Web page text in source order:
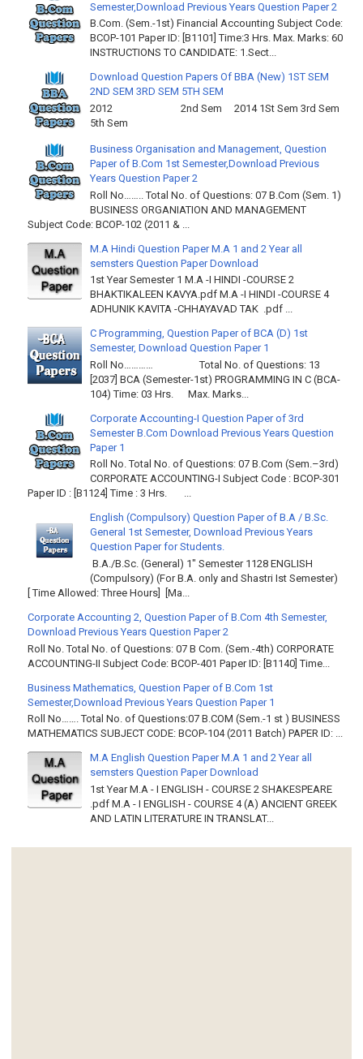
Semester,Download Previous Years Question Paper 2
B.Com. (Sem.-1st) Financial Accounting Subject Code:
BCOP-101 Paper ID: [B1101] Time:3 Hrs. Max. Marks: 60
INSTRUCTIONS TO CANDIDATE: 1.Sect...
Download Question Papers Of BBA (New) 1ST SEM
2ND SEM 3RD SEM 5TH SEM
2012 2nd Sem 2014 1St Sem 3rd Sem
5th Sem
Business Organisation and Management, Question
Paper of B.Com 1st Semester,Download Previous
Years Question Paper 2
Roll No…….. Total No. of Questions: 07 B.Com (Sem. 1)
BUSINESS ORGANIATION AND MANAGEMENT
Subject Code: BCOP-102 (2011 & ...
M.A Hindi Question Paper M.A 1 and 2 Year all
semsters Question Paper Download
1st Year Semester 1 M.A -I HINDI -COURSE 2
BHAKTIKALEEN KAVYA.pdf M.A -I HINDI -COURSE 4
ADHUNIK KAVITA -CHHAYAVAD TAK .pdf ...
C Programming, Question Paper of BCA (D) 1st
Semester, Download Question Paper 1
Roll No………… Total No. of Questions: 13
[2037] BCA (Semester-1st) PROGRAMMING IN C (BCA-
104) Time: 03 Hrs. Max. Marks...
Corporate Accounting-I Question Paper of 3rd
Semester B.Com Download Previous Years Question
Paper 1
Roll No. Total No. of Questions: 07 B.Com (Sem.–3rd)
CORPORATE ACCOUNTING-I Subject Code : BCOP-301
Paper ID : [B1124] Time : 3 Hrs. ...
English (Compulsory) Question Paper of B.A / B.Sc.
General 1st Semester, Download Previous Years
Question Paper for Students.
B.A./B.Sc. (General) 1" Semester 1128 ENGLISH
(Compulsory) (For B.A. only and Shastri Ist Semester)
[ Time Allowed: Three Hours] [Ma...
Corporate Accounting 2, Question Paper of B.Com 4th Semester,
Download Previous Years Question Paper 2
Roll No. Total No. of Questions: 07 B Com. (Sem.-4th) CORPORATE
ACCOUNTING-II Subject Code: BCOP-401 Paper ID: [B1140] Time...
Business Mathematics, Question Paper of B.Com 1st
Semester,Download Previous Years Question Paper 1
Roll No……. Total No. of Questions:07 B.COM (Sem.-1 st ) BUSINESS
MATHEMATICS SUBJECT CODE: BCOP-104 (2011 Batch) PAPER ID: ...
M.A English Question Paper M.A 1 and 2 Year all
semsters Question Paper Download
1st Year M.A - I ENGLISH - COURSE 2 SHAKESPEARE
.pdf M.A - I ENGLISH - COURSE 4 (A) ANCIENT GREEK
AND LATIN LITERATURE IN TRANSLAT...